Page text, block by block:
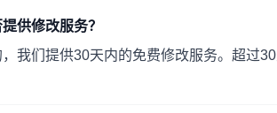
供修改服务？
，我们提供30天内的免费修改服务。超过